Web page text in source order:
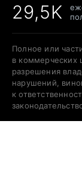
29,5K
Полное или
в коммерческих
разрешения
нарушений,
к